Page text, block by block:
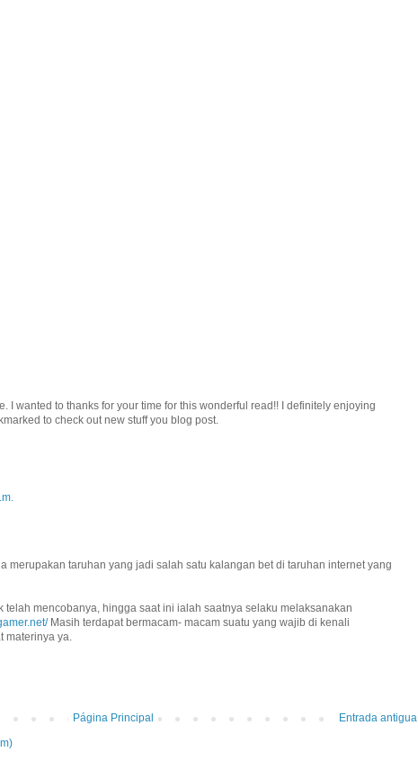
I wanted to thanks for your time for this wonderful read!! I definitely enjoying
to check out new stuff you blog post.
merupakan taruhan yang jadi salah satu kalangan bet di taruhan internet yang
telah mencobanya, hingga saat ini ialah saatnya selaku melaksanakan
Masih terdapat bermacam- macam suatu yang wajib di kenali
materinya ya.
Entrada antigua
Página Principal